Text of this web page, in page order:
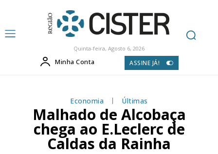
Quinta-feira, Agosto 6, 2026
Minha Conta ASSINE JÁ!
Economia Últimas
Malhado de Alcobaça
chega ao E.Leclerc de
Caldas da Rainha